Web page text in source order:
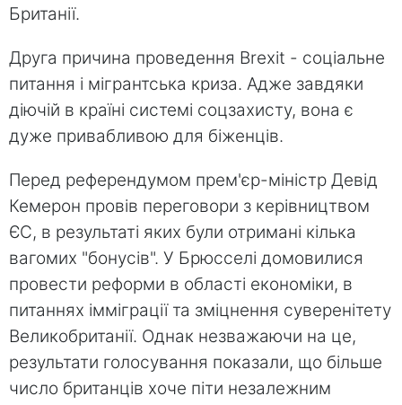
Британії.
Друга причина проведення Brexit - соціальне
питання і мігрантська криза. Адже завдяки
діючій в країні системі соцзахисту, вона є
дуже привабливою для біженців.
Перед референдумом прем'єр-міністр Девід
Кемерон провів переговори з керівництвом
ЄС, в результаті яких були отримані кілька
вагомих "бонусів". У Брюсселі домовилися
провести реформи в області економіки, в
питаннях імміграції та зміцнення суверенітету
Великобританії. Однак незважаючи на це,
результати голосування показали, що більше
число британців хоче піти незалежним